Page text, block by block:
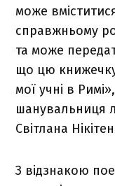
може
справжньому
та може
що цю
мої учні в
шанувальниця
Світлана
З відзнакою